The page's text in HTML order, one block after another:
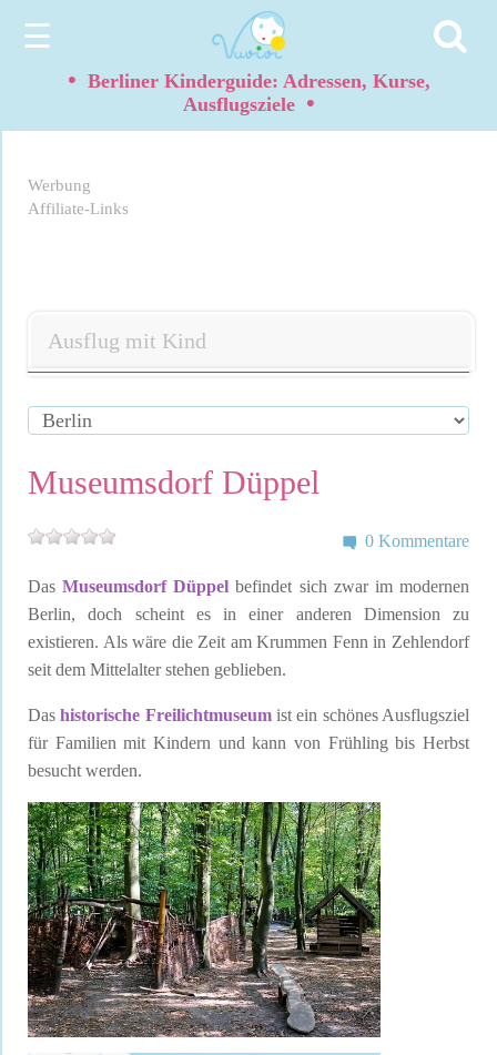
☰
• Berliner Kinderguide: Adressen, Kurse,
Ausflugsziele •
Werbung
Affiliate-Links
Ausflug mit Kind
Museumsdorf Düppel
0 Kommentare
DasMuseumsdorf Düppel befindet sich zwar im modernen
Berlin, doch scheint es in einer anderen Dimension zu
existieren. Als wäre die Zeit am Krummen Fenn in Zehlendorf
seit dem Mittelalter stehen geblieben.
Dashistorische Freilichtmuseumist ein schönes Ausflugsziel
für Familien mit Kindern und kann von Frühling bis Herbst
besucht werden.